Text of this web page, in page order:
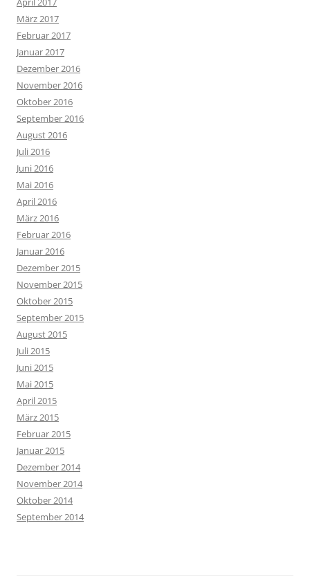
März 2017
Februar 2017
Januar 2017
Dezember 2016
November 2016
Oktober 2016
September 2016
August 2016
Juli 2016
Juni 2016
Mai 2016
April 2016
März 2016
Februar 2016
Januar 2016
Dezember 2015
November 2015
Oktober 2015
September 2015
August 2015
Juli 2015
Juni 2015
Mai 2015
April 2015
März 2015
Februar 2015
Januar 2015
Dezember 2014
November 2014
Oktober 2014
September 2014